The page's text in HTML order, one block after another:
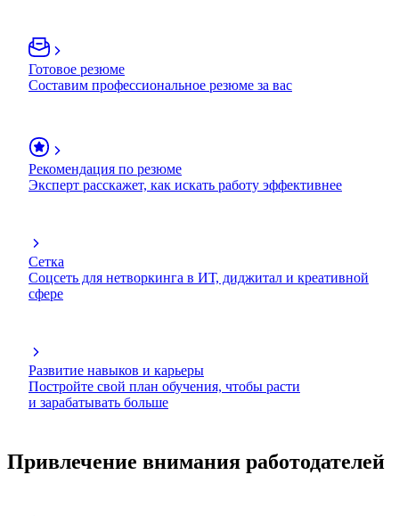
Готовое резюме
Составим профессиональное резюме за вас
Рекомендация по резюме
Эксперт расскажет, как искать работу эффективнее
Сетка
Соцсеть для нетворкинга в ИТ, диджитал и креативной
сфере
Развитие навыков и карьеры
Постройте свой план обучения, чтобы расти
и зарабатывать больше
Привлечение внимания работодателей